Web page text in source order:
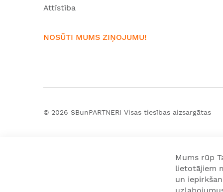
Attīstība
NOSŪTI MUMS ZIŅOJUMU!
© 2026 SBunPARTNERI Visas tiesības aizsargātas
Mums rūp
lietotājiem
un